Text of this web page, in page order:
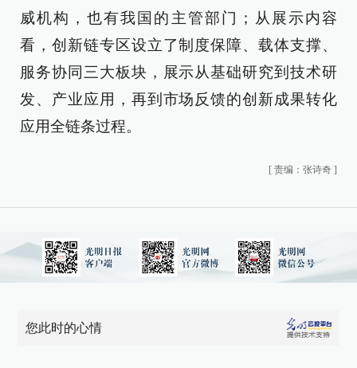
威机构，也有我国的主管部门；从展示内容
看，创新链专区设立了制度保障、载体支撑、
服务协同三大板块，展示从基础研究到技术研
发、产业应用，再到市场反馈的创新成果转化
应用全链条过程。
[ 责编：张诗奇 ]
您此时的心情